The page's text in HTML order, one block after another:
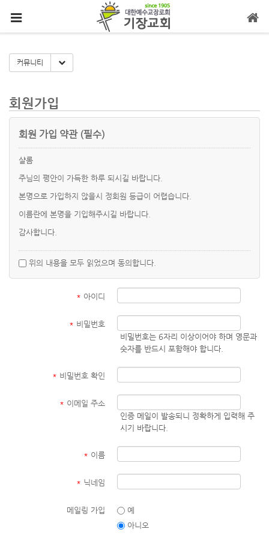
커뮤니티 Toggle Dropdown
회원가입
회원 가입 약관 (필수)
샬롬
주님의 평안이 가득한 하루 되시길 바랍니다.
본명으로 가입하지 않을시 정회원 등급이 어렵습니다.
이름란에 본명을 기입해주시길 바랍니다.
감사합니다.
위의 내용을 모두 읽었으며 동의합니다.
* 아이디
* 비밀번호
비밀번호는 6자리 이상이어야 하며 영문과
숫자를 반드시 포함해야 합니다.
* 비밀번호 확인
* 이메일 주소
인증 메일이 발송되니 정확하게 입력해 주
시기 바랍니다.
* 이름
* 닉네임
메일링 가입
예
아니오